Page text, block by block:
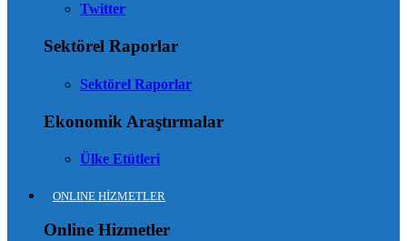
Twitter
Sektörel Raporlar
Sektörel Raporlar
Ekonomik Araştırmalar
Ülke Etütleri
ONLINE HİZMETLER
Online Hizmetler